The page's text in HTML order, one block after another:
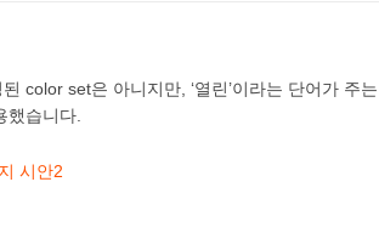
color set은 아니지만, ‘열린’이라는 단어가 주
했습니다.